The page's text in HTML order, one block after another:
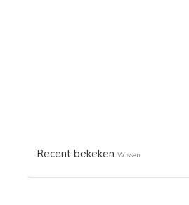
Recent bekeken Wissen